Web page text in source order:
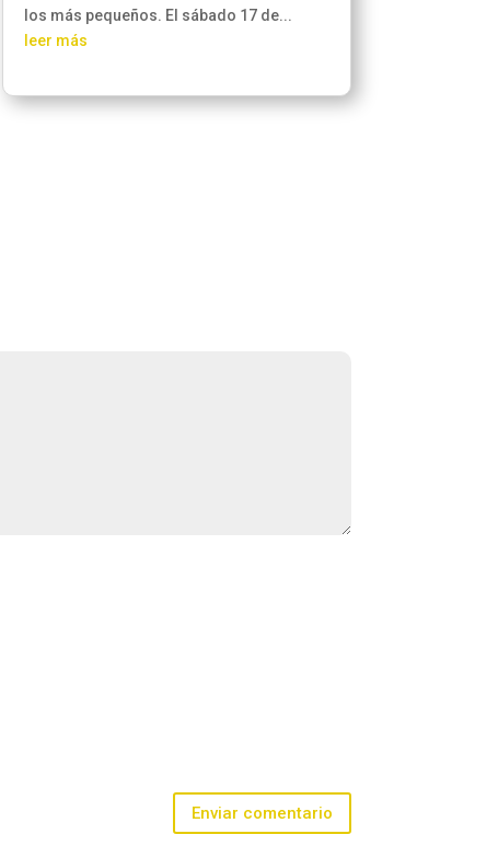
los más pequeños. El sábado 17 de...
leer más
Enviar comentario